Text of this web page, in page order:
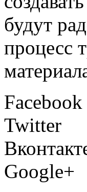
будут
процесс
Facebook
Twitter
Google+